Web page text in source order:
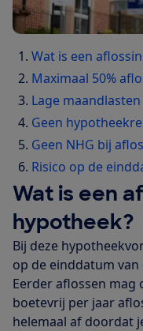
Wat is een
Maximaal 50%
Lage maandlasten
Geen
Geen NHG bij
Risico op de
Wat is een
hypotheek?
Bij deze
op de einddatum
Eerder aflossen mag
boetevrij per jaar
helemaal af doordat